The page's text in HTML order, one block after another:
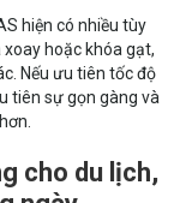
hiện có nhiều tùy
hoặc khóa gạt,
Nếu ưu tiên tốc độ
tiên sự gọn gàng và
cho du lịch,